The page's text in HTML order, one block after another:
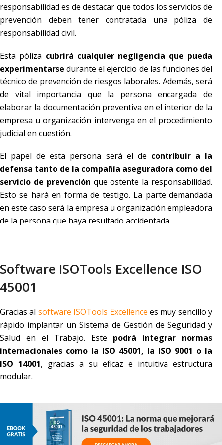
responsabilidad es de destacar que todos los servicios de
prevención deben tener contratada una póliza de
responsabilidad civil.
Esta póliza cubrirá cualquier negligencia que pueda
experimentarse durante el ejercicio de las funciones del
técnico de prevención de riesgos laborales. Además, será
de vital importancia que la persona encargada de
elaborar la documentación preventiva en el interior de la
empresa u organización intervenga en el procedimiento
judicial en cuestión.
El papel de esta persona será el de contribuir a la
defensa tanto de la compañía aseguradora como del
servicio de prevención que ostente la responsabilidad.
Esto se hará en forma de testigo. La parte demandada
en este caso será la empresa u organización empleadora
de la persona que haya resultado accidentada.
Software ISOTools Excellence ISO
45001
Gracias al software ISOTools Excellence es muy sencillo y
rápido implantar un Sistema de Gestión de Seguridad y
Salud en el Trabajo. Este podrá integrar normas
internacionales como la ISO 45001, la ISO 9001 o la
ISO 14001, gracias a su eficaz e intuitiva estructura
modular.